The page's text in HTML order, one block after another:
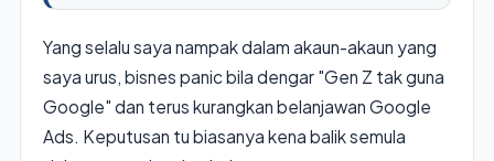
Yang selalu saya nampak dalam akaun-akaun yang
saya urus, bisnes panic bila dengar "Gen Z tak guna
Google" dan terus kurangkan belanjawan Google
Ads. Keputusan tu biasanya kena balik semula